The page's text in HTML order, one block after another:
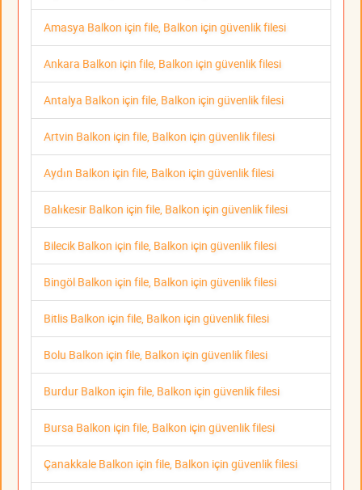
Amasya Balkon için file, Balkon için güvenlik filesi
Ankara Balkon için file, Balkon için güvenlik filesi
Antalya Balkon için file, Balkon için güvenlik filesi
Artvin Balkon için file, Balkon için güvenlik filesi
Aydın Balkon için file, Balkon için güvenlik filesi
Balıkesir Balkon için file, Balkon için güvenlik filesi
Bilecik Balkon için file, Balkon için güvenlik filesi
Bingöl Balkon için file, Balkon için güvenlik filesi
Bitlis Balkon için file, Balkon için güvenlik filesi
Bolu Balkon için file, Balkon için güvenlik filesi
Burdur Balkon için file, Balkon için güvenlik filesi
Bursa Balkon için file, Balkon için güvenlik filesi
Çanakkale Balkon için file, Balkon için güvenlik filesi